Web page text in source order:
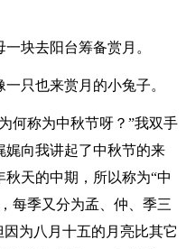
块去阳台筹备赏月。
只也来赏月的小兔子。
何称为中秋节呀？”我双手
娓向我讲起了中秋节的来
天的中期，所以称为“中
每季又分为孟、仲、季三
为八月十五的月亮比其它